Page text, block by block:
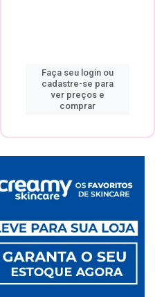
Faça seu login ou
cadastre-se para
ver preços e
comprar